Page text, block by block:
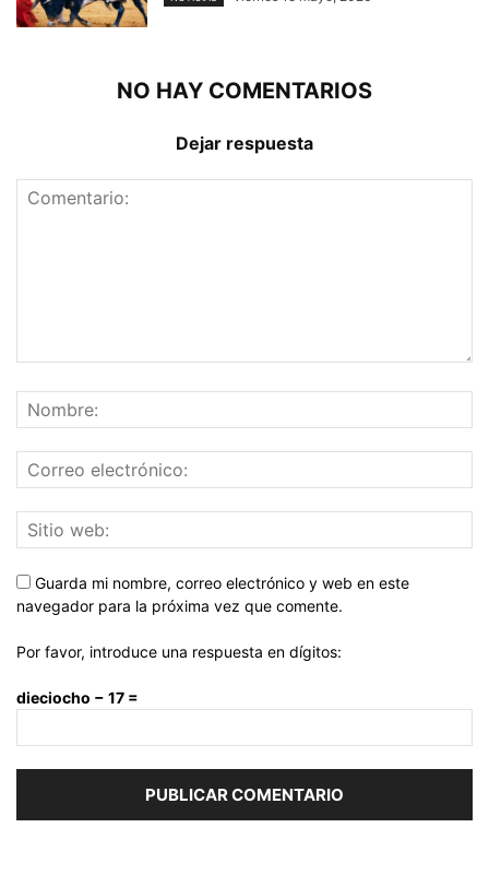
NO HAY COMENTARIOS
Dejar respuesta
Guarda mi nombre, correo electrónico y web en este
navegador para la próxima vez que comente.
Por favor, introduce una respuesta en dígitos:
dieciocho − 17 =